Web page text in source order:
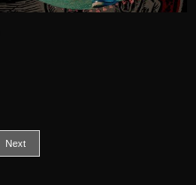
Next